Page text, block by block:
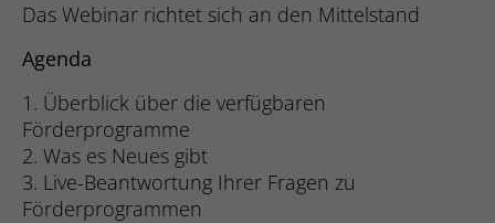
Das Webinar richtet sich an den Mittelstand
Agenda
1. Überblick über die verfügbaren
Förderprogramme
2. Was es Neues gibt
3. Live-Beantwortung Ihrer Fragen zu
Förderprogrammen
Name
Anbieter Hubspot
Laufzeit 1 Tag
Cookie zur unterscheidung zwischen
Zweck
Registriert eine eindeutige ID, die
verwendet wird, um statistische Daten
dazu, wie der Besucher die Website nutzt,
zu generieren.
Laufzeit Sitzungsdauer
Zweck
Besucherverhalten auf mehreren
Webseiten. Diese Informationen wird auf
der Webseite verwendet, um die Relevanz
der Werbung zu optimieren.